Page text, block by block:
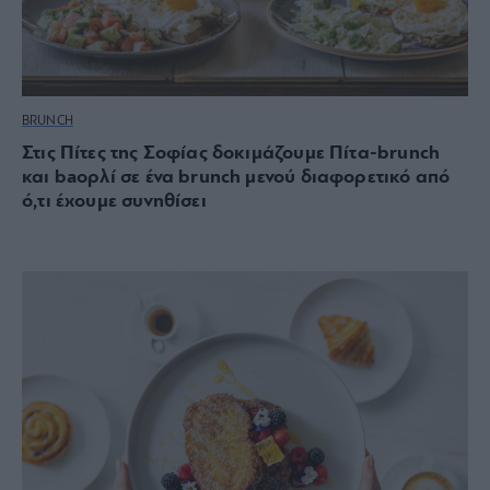
BRUNCH
Στις Πίτες της Σοφίας δοκιμάζουμε Πίτα-brunch
και baoρλί σε ένα brunch μενού διαφορετικό από
ό,τι έχουμε συνηθίσει